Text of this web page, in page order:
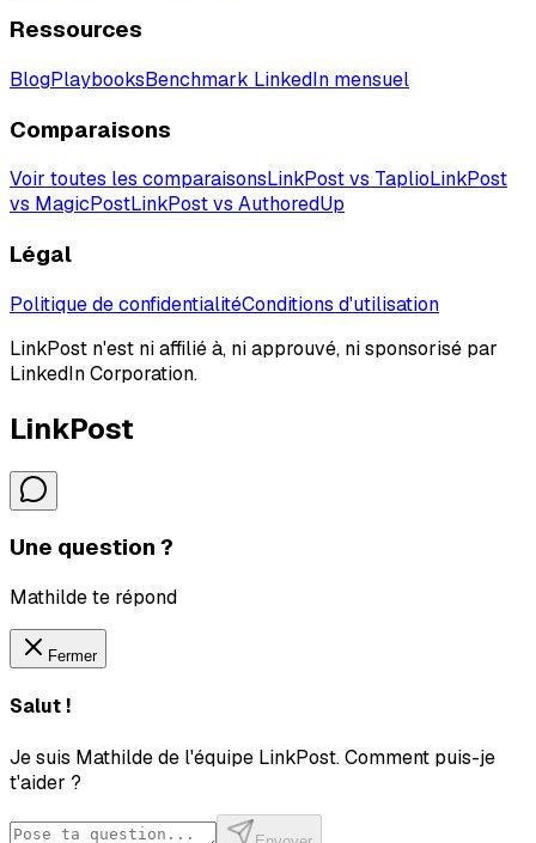
Ressources
BlogPlaybooksBenchmark LinkedIn mensuel
Comparaisons
Voir toutes les comparaisonsLinkPost vs TaplioLinkPost
vs MagicPostLinkPost vs AuthoredUp
Légal
Politique de confidentialitéConditions d'utilisation
LinkPost n'est ni affilié à, ni approuvé, ni sponsorisé par
LinkedIn Corporation.
LinkPost
Une question ?
Mathilde te répond
Fermer
Salut !
Je suis Mathilde de l'équipe LinkPost. Comment puis-je
t'aider ?